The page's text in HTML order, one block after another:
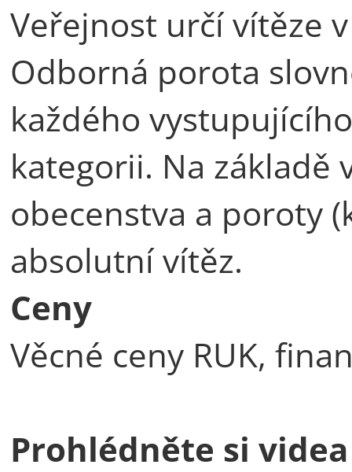
Veřejnost určí vítěze
Odborná porota
každého
kategorii. Na základě
obecenstva a poroty
absolutní vítěz.
Ceny
Věcné ceny RUK,
Prohlédněte si